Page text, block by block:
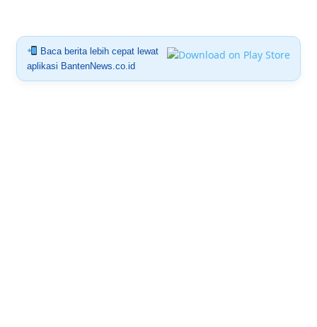
Baca berita lebih cepat lewat
aplikasi BantenNews.co.id